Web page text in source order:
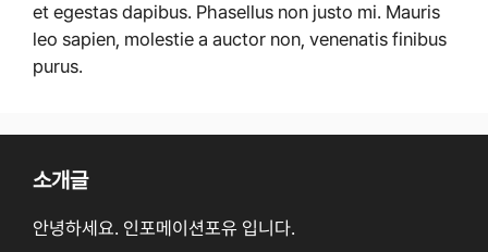
et egestas dapibus. Phasellus non justo mi. Mauris
leo sapien, molestie a auctor non, venenatis finibus
purus.
소개글
안녕하세요. 인포메이션포유 입니다.